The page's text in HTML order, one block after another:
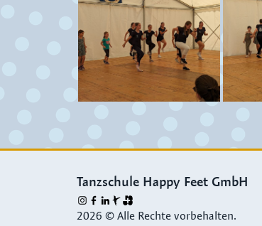
Tanzschule Happy Feet GmbH
2026 © Alle Rechte vorbehalten.